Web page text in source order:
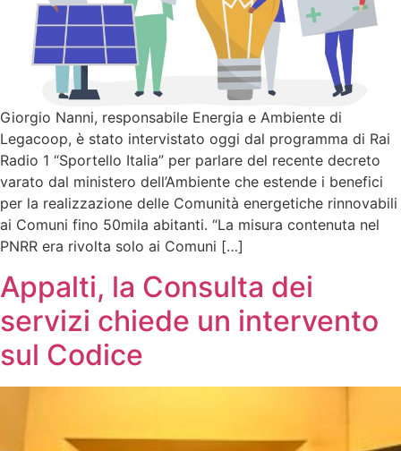
Giorgio Nanni, responsabile Energia e Ambiente di
Legacoop, è stato intervistato oggi dal programma di Rai
Radio 1 “Sportello Italia” per parlare del recente decreto
varato dal ministero dell’Ambiente che estende i benefici
per la realizzazione delle Comunità energetiche rinnovabili
ai Comuni fino 50mila abitanti. “La misura contenuta nel
PNRR era rivolta solo ai Comuni […]
Appalti, la Consulta dei
servizi chiede un intervento
sul Codice